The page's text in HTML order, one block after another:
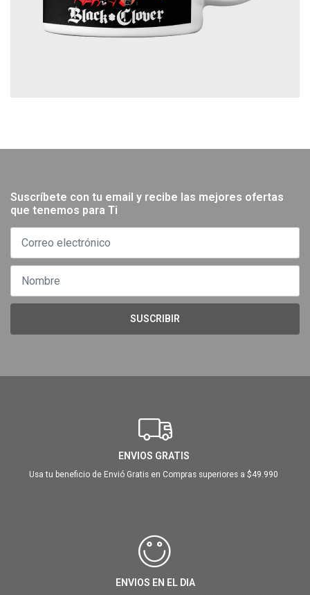
Suscríbete con tu email y recibe las mejores ofertas
que tenemos para Ti
SUSCRIBIR
ENVIOS GRATIS
Usa tu beneficio de Envió Gratis en Compras superiores a $49.990
ENVIOS EN EL DIA